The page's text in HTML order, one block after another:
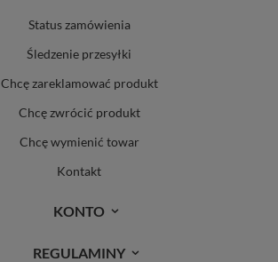
Status zamówienia
Śledzenie przesyłki
Chcę zareklamować produkt
Chcę zwrócić produkt
Chcę wymienić towar
Kontakt
KONTO
REGULAMINY